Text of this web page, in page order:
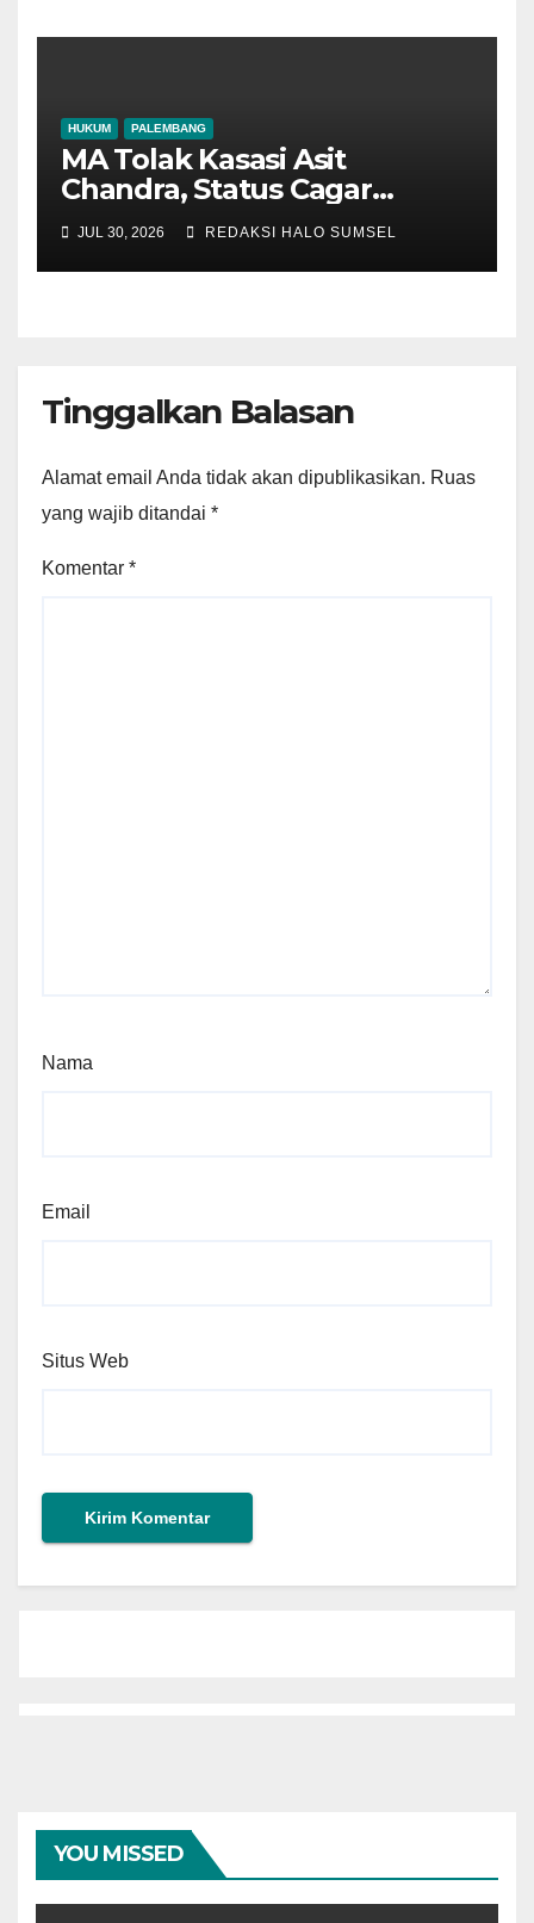
HUKUM PALEMBANG
MA Tolak Kasasi Asit
Chandra, Status Cagar
Budaya Makam Pangeran
Kramojayo Berkekuatan
Hukum Tetap
JUL 30, 2026 REDAKSI HALO SUMSEL
Tinggalkan Balasan
Alamat email Anda tidak akan dipublikasikan. Ruas
yang wajib ditandai *
Komentar *
Nama
Email
Situs Web
YOU MISSED